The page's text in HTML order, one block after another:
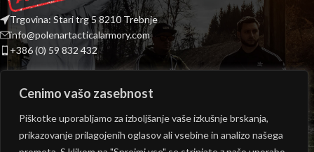
Cenimo vašo zasebnost
Piškotke uporabljamo za izboljšanje vaše izkušnje brskanja,
prikazovanje prilagojenih oglasov ali vsebine in analizo našega
Trgovina: Stari trg 5 8210 Trebnje
info@polenartacticalarmory.com
+386 (0) 59 832 432
ODPIRALNI ČAS TRGOVINE